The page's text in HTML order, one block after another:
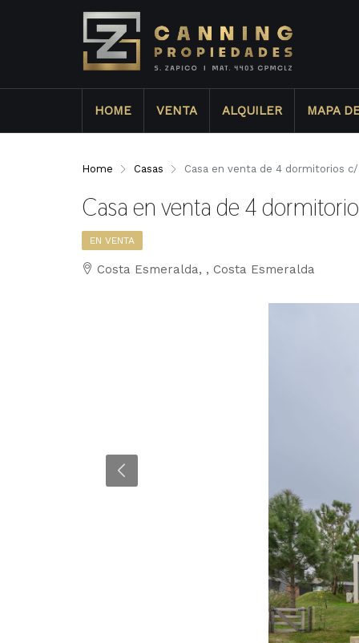
HOME VENTA ALQUILER MAPA
Home Casas Casa en venta de 4 dormitorios
Casa en venta de 4
EN VENTA
Costa Esmeralda, , Costa Esmeralda